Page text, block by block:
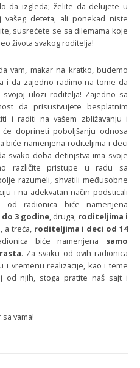
da izgleda; želite da delujete u
deteta, ali ponekad niste
susrećete se sa dilemama koje
života svakog roditelja!
vam, makar na kratko, budemo
i da zajedno radimo na tome da
ulozi roditelja! Zajedno sa
da prisustvujete besplatnim
i raditi na vašem zbližavanju i
doprineti poboljšanju odnosa
biće namenjena roditeljima i deci
svako doba detinjstva ima svoje
različite pristupe u radu sa
razumeli, shvatili međusobne
i na adekvatan način podsticali
radionica biće namenjena
3 godine, druga, roditeljima i
, a treća, roditeljima i deci od 14
biće namenjena samo
. Za svaku od ovih radionica
i vremenu realizacije, kao i teme
od njih, stoga pratite naš sajt i
vama!